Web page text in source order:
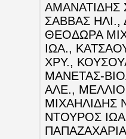
ΑΜΑΝΑΤΙΔΗΣ
ΣΑΒΒΑΣ
ΘΕΟΔΩΡΑ
ΙΩΑ.,
ΧΡΥ.,
ΜΑΝΕΤΑΣ-
ΑΛΕ.,
ΜΙΧΑΗΛΙΔΗΣ
ΝΤΟΥΡΟΣ